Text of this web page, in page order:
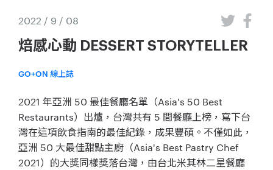
2022 / 9 / 08
焙感心動 DESSERT STORYTELLER
GO+ON 線上誌
2021 年亞洲 50 最佳餐廳名單（Asia's 50 Best
Restaurants）出爐，台灣共有 5 間餐廳上榜，寫下台
灣在這項飲食指南的最佳紀錄，成果豐碩。不僅如此，
亞洲 50 大最佳甜點主廚（Asia's Best Pastry Chef
2021）的大獎同樣獎落台灣，由台北米其林二星餐廳